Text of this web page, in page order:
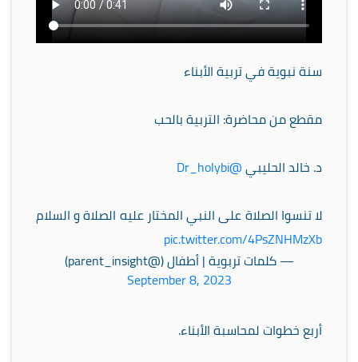
سنة نبوية في تربية الأبناء
مقطع من محاضرة: التربية بالحب
د. خالد الحليبي@Dr_holybi
لا تنسوا الصلاة على النبي المختار عليه الصلاة و السلام
pic.twitter.com/4PsZNHMzXb
— كلمات تربوية | أطفال (@parent_insight)
September 8, 2023
أربع خطوات لمحاسبة الأبناء.